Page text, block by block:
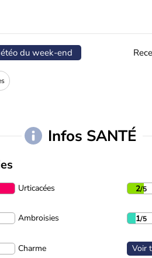
du week-end
Infos SANTÉ
Urticacées 2/5
Ambroisies 1/5
Charme Voir